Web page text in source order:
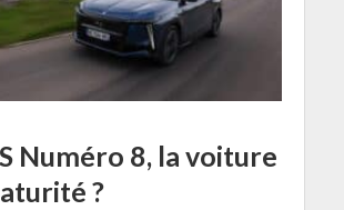
Numéro 8, la voiture
?